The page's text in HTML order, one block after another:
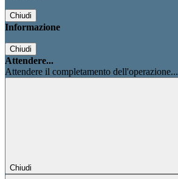
Chiudi
Informazione
Chiudi
Attendere...
Attendere il completamento dell'operazione...
Chiudi